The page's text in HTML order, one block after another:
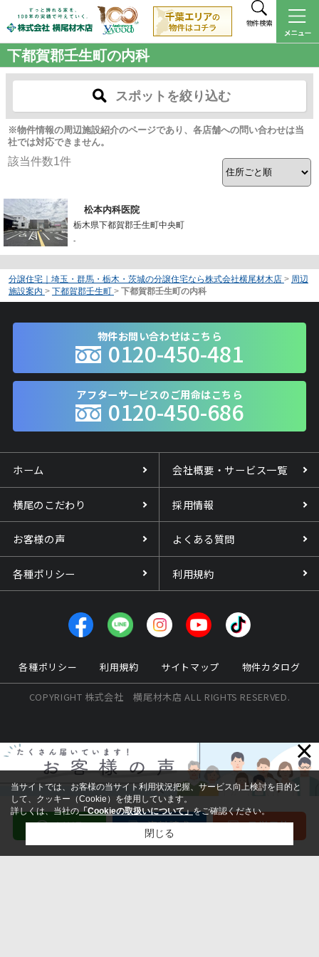
物件検索
下都賀郡壬生町の内科
スポットを絞り込む
※物件情報の周辺施設紹介のページであり、各店舗への問い合わせは当
社では対応できません。
該当件数1件
松本内科医院
栃木県下都賀郡壬生町中央町
-
分譲住宅｜埼玉・群馬・栃木・茨城の分譲住宅なら株式会社横尾材木店 > 周辺
施設案内 > 下都賀郡壬生町 > 下都賀郡壬生町の内科
物件お問い合わせはこちら
0120-450-481
アフターサービスのご用命はこちら
0120-450-686
ホーム 会社概要・サービス一覧
横尾のこだわり 採用情報
お客様の声 よくある質問
各種ポリシー 利用規約
各種ポリシー 利用規約 サイトマップ 物件カタログ
COPYRIGHT 株式会社 横尾材木店 ALL RIGHTS RESERVED.
×
当サイトでは、お客様の当サイト利用状況把握、サービス向上検討を目的と
して、クッキー（Cookie）を使用しています。
詳しくは、当社の「Cookieの取扱いについて」をご確認ください。
閉じる